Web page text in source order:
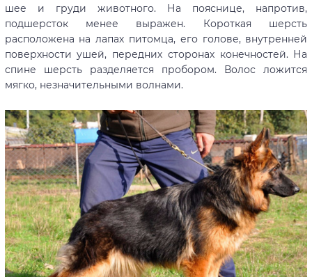
шее и груди животного. На пояснице, напротив,
подшерсток менее выражен. Короткая шерсть
расположена на лапах питомца, его голове, внутренней
поверхности ушей, передних сторонах конечностей. На
спине шерсть разделяется пробором. Волос ложится
мягко, незначительными волнами.